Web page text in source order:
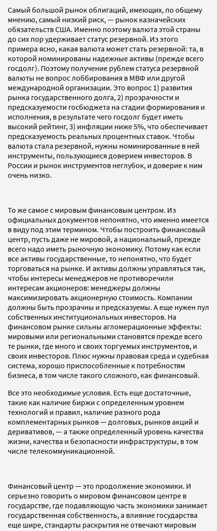
Самый большой рынок облигаций, имеющих, по общему
мнению, самый низкий риск, — рынок казначейских
обязательств США. Именно поэтому валюта этой страны
до сих пор удерживает статус резервной. Из этого
примера ясно, какая валюта может стать резервной: та, в
которой номинированы надежные активы (прежде всего
госдолг). Поэтому получение рублем статуса резервной
валюты не вопрос лоббирования в МВФ или другой
международной организации. Это вопрос 1) развития
рынка государственного долга, 2) прозрачности и
предсказуемости госбюджета на стадии формирования и
исполнения, в результате чего госдолг будет иметь
высокий рейтинг, 3) инфляции ниже 5%, что обеспечивает
предсказуемость реальных процентных ставок. Чтобы
валюта стала резервной, нужны номинированные в ней
инструменты, пользующиеся доверием инвесторов. В
России и рынок инструментов неглубок, и доверие к ним
очень низко.
То же самое с мировым финансовым центром. Из
официальных документов непонятно, что именно имеется
в виду под этим термином. Чтобы построить финансовый
центр, пусть даже не мировой, а национальный, прежде
всего надо иметь рыночную экономику. Потому как если
все активы государственные, то непонятно, что будет
торговаться на рынке. И активы должны управляться так,
чтобы интересы менеджеров не противоречили
интересам акционеров: менеджеры должны
максимизировать акционерную стоимость. Компании
должны быть прозрачны и предсказуемы. А еще нужен пул
собственных институциональных инвесторов. На
финансовом рынке сильны агломерационные эффекты:
мировыми или региональными становятся прежде всего
те рынки, где много и своих торгуемых инструментов, и
своих инвесторов. Плюс нужны правовая среда и судебная
система, хорошо приспособленные к потребностям
бизнеса, в том числе такого сложного, как финансовый.
Все это необходимые условия. Есть еще достаточные,
такие как наличие биржи с определенным уровнем
технологий и правил, наличие разного рода
комплементарных рынков — долговых, рынков акций и
деривативов, — а также определенный уровень качества
жизни, качества и безопасности инфраструктуры, в том
числе телекоммуникационной.
Финансовый центр — это продолжение экономики. И
серьезно говорить о мировом финансовом центре в
государстве, где подавляющую часть экономики занимает
государственная собственность, а влияние государства
еще шире, стандарты раскрытия не отвечают мировым